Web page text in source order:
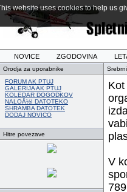
NOVICE ZGODOVINA
Orodja za uporabnike
FORUM AK PTUJ
GALERIJA AK PTUJ
KOLEDAR DOGODKOV
NALOÅ½I DATOTEKO
SHRAMBA DATOTEK
DODAJ NOVICO
Hitre povezave
V
website uses cookies to help us